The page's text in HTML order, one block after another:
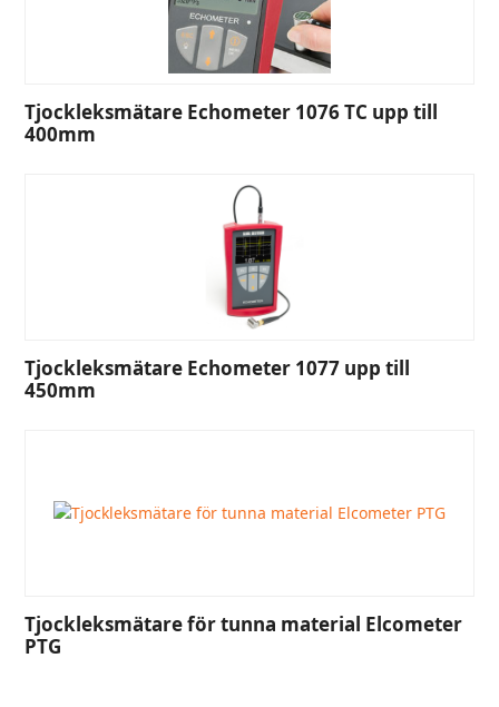
Tjockleksmätare Echometer 1076 TC upp till
400mm
Tjockleksmätare Echometer 1077 upp till
450mm
Tjockleksmätare för tunna material Elcometer
PTG